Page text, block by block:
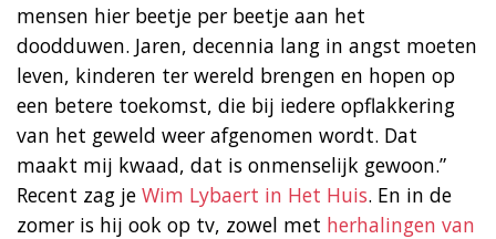
mensen hier beetje per beetje aan het
doodduwen. Jaren, decennia lang in angst moeten
leven, kinderen ter wereld brengen en hopen op
een betere toekomst, die bij iedere opflakkering
van het geweld weer afgenomen wordt. Dat
maakt mij kwaad, dat is onmenselijk gewoon.”
Recent zag je Wim Lybaert in Het Huis. En in de
zomer is hij ook op tv, zowel met herhalingen van